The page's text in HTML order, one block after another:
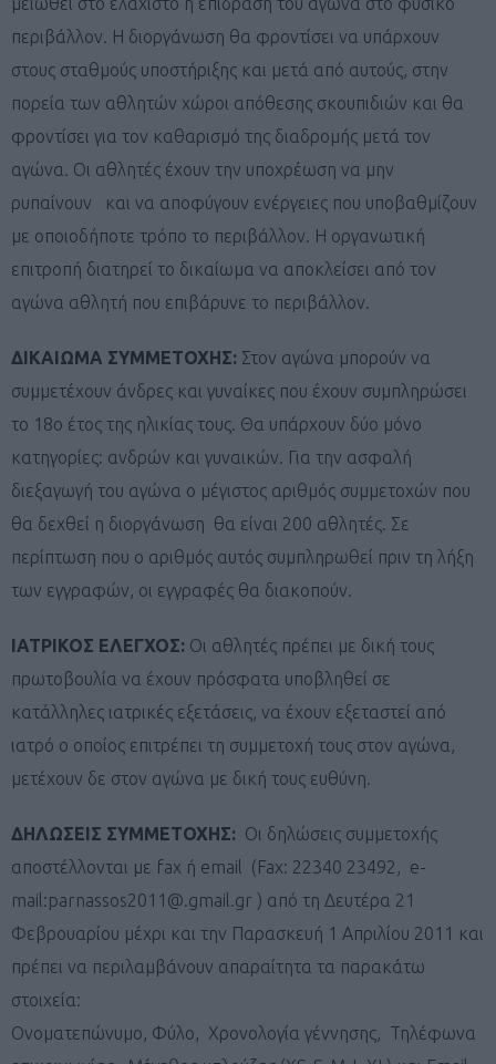
περιβάλλον. Η διοργάνωση θα φροντίσει να υπάρχουν
στους σταθμούς υποστήριξης και μετά από αυτούς, στην
πορεία των αθλητών χώροι απόθεσης σκουπιδιών και θα
φροντίσει για τον καθαρισμό της διαδρομής μετά τον
αγώνα. Οι αθλητές έχουν την υποχρέωση να μην
ρυπαίνουν και να αποφύγουν ενέργειες που υποβαθμίζουν
με οποιοδήποτε τρόπο το περιβάλλον. Η οργανωτική
επιτροπή διατηρεί το δικαίωμα να αποκλείσει από τον
αγώνα αθλητή που επιβάρυνε το περιβάλλον.
ΔΙΚΑΙΩΜΑ ΣΥΜΜΕΤΟΧΗΣ: Στον αγώνα μπορούν να
συμμετέχουν άνδρες και γυναίκες που έχουν συμπληρώσει
το 18ο έτος της ηλικίας τους. Θα υπάρχουν δύο μόνο
κατηγορίες: ανδρών και γυναικών. Για την ασφαλή
διεξαγωγή του αγώνα ο μέγιστος αριθμός συμμετοχών που
θα δεχθεί η διοργάνωση θα είναι 200 αθλητές. Σε
περίπτωση που ο αριθμός αυτός συμπληρωθεί πριν τη λήξη
των εγγραφών, οι εγγραφές θα διακοπούν.
ΙΑΤΡΙΚΟΣ ΕΛΕΓΧΟΣ: Οι αθλητές πρέπει με δική τους
πρωτοβουλία να έχουν πρόσφατα υποβληθεί σε
κατάλληλες ιατρικές εξετάσεις, να έχουν εξεταστεί από
ιατρό ο οποίος επιτρέπει τη συμμετοχή τους στον αγώνα,
μετέχουν δε στον αγώνα με δική τους ευθύνη.
ΔΗΛΩΣΕΙΣ ΣΥΜΜΕΤΟΧΗΣ: Οι δηλώσεις συμμετοχής
αποστέλλονται με fax ή email (Fax: 22340 23492, e-
mail:parnassos2011@.gmail.gr ) από τη Δευτέρα 21
Φεβρουαρίου μέχρι και την Παρασκευή 1 Απριλίου 2011 και
πρέπει να περιλαμβάνουν απαραίτητα τα παρακάτω
στοιχεία:
Ονοματεπώνυμο, Φύλο, Χρονολογία γέννησης, Τηλέφωνα